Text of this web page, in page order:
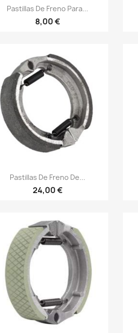
Vista rápida
Pastillas De Freno Para...
8,00 €
Vista rápida
Pastillas De Freno De...
24,00 €